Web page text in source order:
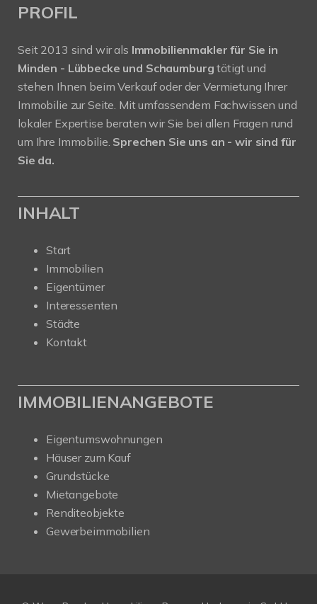
PROFIL
Seit 2013 sind wir als Immobilienmakler für Sie in
Minden - Lübbecke und Schaumburgtätigt und
stehen Ihnen beim Verkauf oder der Vermietung Ihrer
Immobilie zur Seite. Mit umfassendem Fachwissen und
lokaler Expertise beraten wir Sie bei allen Fragen rund
um Ihre Immobilie. Sprechen Sie uns an - wir sind für
Sie da.
INHALT
Start
Immobilien
Eigentümer
Interessenten
Städte
Kontakt
IMMOBILIENANGEBOTE
Eigentumswohnungen
Häuser zum Kauf
Grundstücke
Mietangebote
Renditeobjekte
Gewerbeimmobilien